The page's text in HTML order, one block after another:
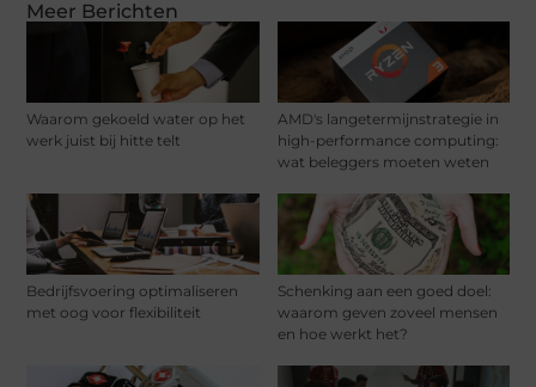
Meer Berichten
Waarom gekoeld water op het
werk juist bij hitte telt
AMD's langetermijnstrategie in
high-performance computing:
wat beleggers moeten weten
Bedrijfsvoering optimaliseren
met oog voor flexibiliteit
Schenking aan een goed doel:
waarom geven zoveel mensen
en hoe werkt het?